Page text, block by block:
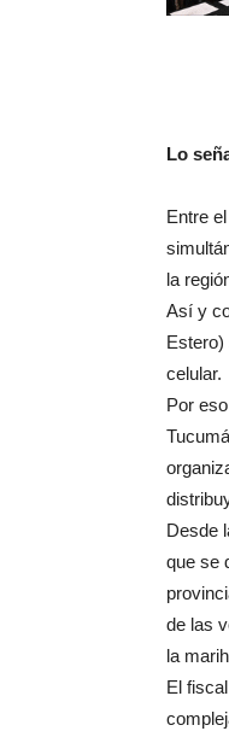
Lo
Entre
la
Así y
Estero)
celular.
Por
Desde
que se
de las
la
El